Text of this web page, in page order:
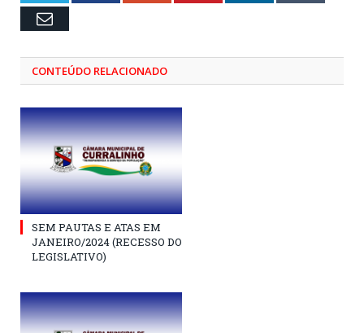
Email
CONTEÚDO RELACIONADO
SEM PAUTAS E ATAS EM
JANEIRO/2024 (RECESSO DO
LEGISLATIVO)